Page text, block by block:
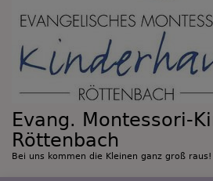
Evang. Montessori-
Röttenbach
Bei uns kommen die Kleinen ganz groß raus!